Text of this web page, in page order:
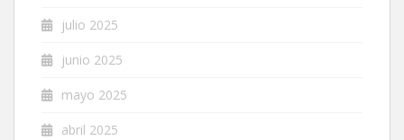
julio 2025
junio 2025
mayo 2025
abril 2025